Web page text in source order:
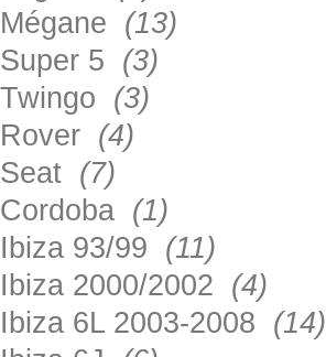
Mégane (13)
Super 5 (3)
Twingo (3)
Rover (4)
Seat (7)
Cordoba (1)
Ibiza 93/99 (11)
Ibiza 2000/2002 (4)
Ibiza 6L 2003-2008 (14)